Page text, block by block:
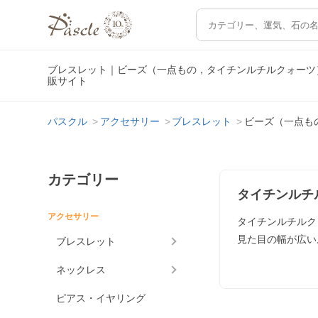
ブレスレット｜ビーズ（一点もの，タイチンルチルクォー
販サイト
パスクル アクセサリー ブレスレット ビーズ（一点も
カテゴリー
アクセサリー
ブレスレット
ネックレス
ピアス・イヤリング
タイチンル
タイチンルチル
見た目の幅が広